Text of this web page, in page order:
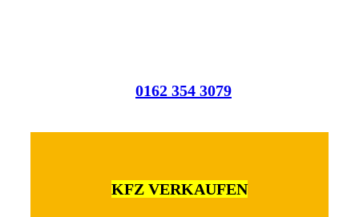
0162 354 3079
KFZ VERKAUFEN